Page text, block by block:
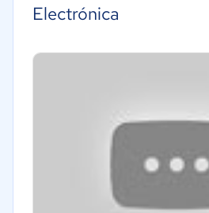
Electrónica